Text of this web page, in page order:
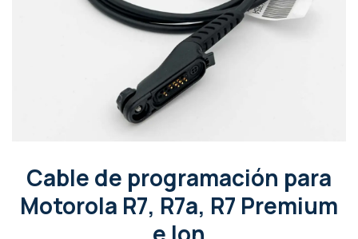
Cable de programación para
Motorola R7, R7a, R7 Premium